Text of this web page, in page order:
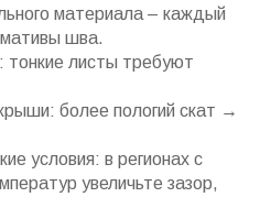
материала – каждый
шва.
тонкие листы требуют
более пологий скат →
условия: в регионах с
увеличьте зазор,